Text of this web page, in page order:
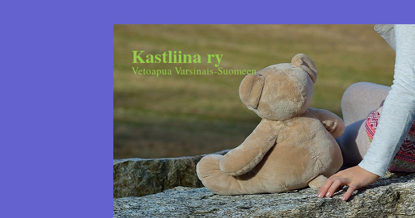
Kastliina ry
Vetoapua Varsinais-Suomeen